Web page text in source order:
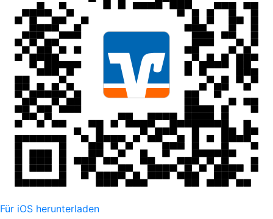
Für iOS herunterladen